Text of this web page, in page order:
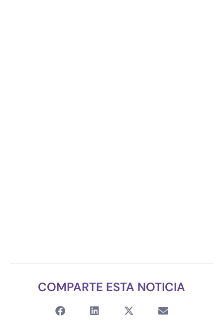
COMPARTE ESTA NOTICIA